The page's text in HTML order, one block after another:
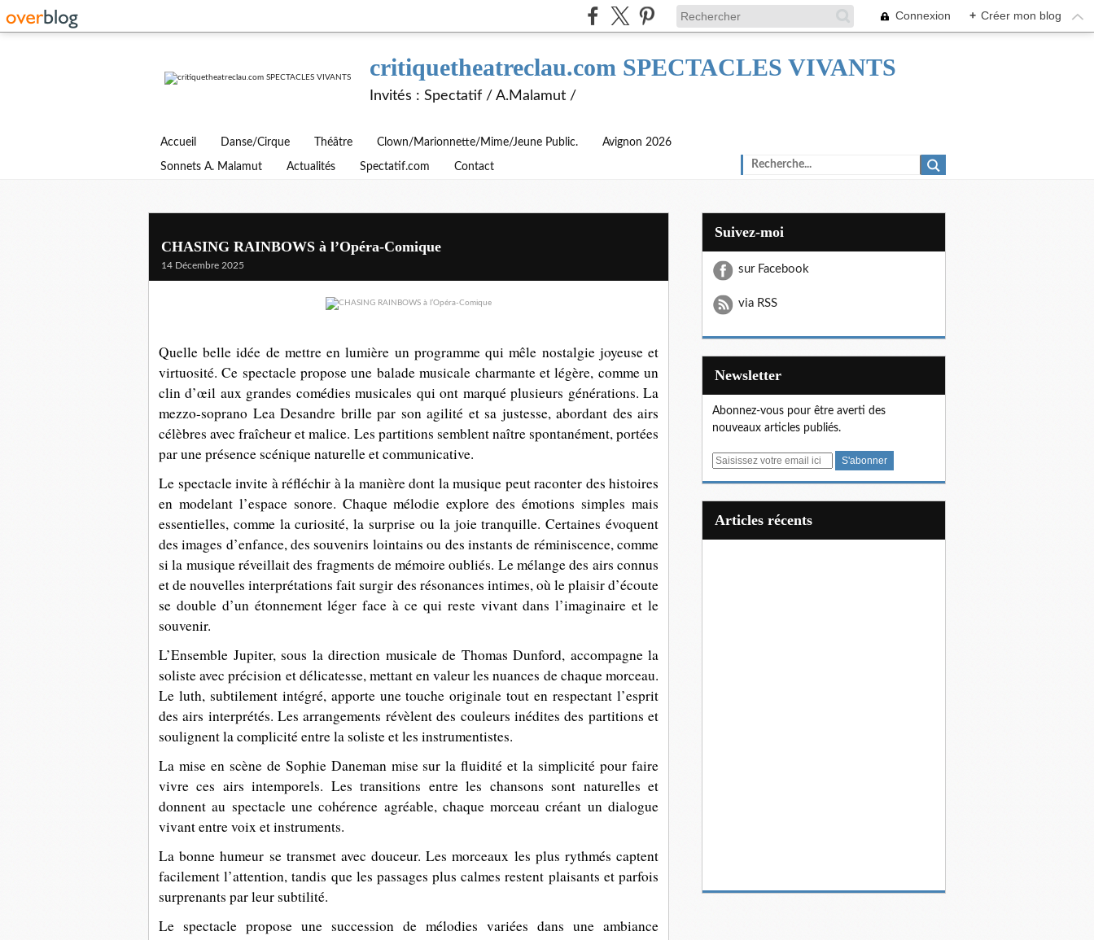
Connexion + Créer mon blog
critiquetheatreclau.com SPECTACLES VIVANTS
Invités : Spectatif / A.Malamut /
Accueil Danse/Cirque Théâtre Clown/Marionnette/Mime/Jeune Public. Avignon 2026
Sonnets A. Malamut Actualités Spectatif.com Contact
CHASING RAINBOWS à l’Opéra-Comique
14 Décembre 2025
Quelle belle idée de mettre en lumière un programme qui mêle nostalgie joyeuse et
virtuosité. Ce spectacle propose une balade musicale charmante et légère, comme un
clin d’œil aux grandes comédies musicales qui ont marqué plusieurs générations. La
mezzo-soprano Lea Desandre brille par son agilité et sa justesse, abordant des airs
célèbres avec fraîcheur et malice. Les partitions semblent naître spontanément, portées
par une présence scénique naturelle et communicative.
Le spectacle invite à réfléchir à la manière dont la musique peut raconter des histoires
en modelant l’espace sonore. Chaque mélodie explore des émotions simples mais
essentielles, comme la curiosité, la surprise ou la joie tranquille. Certaines évoquent
des images d’enfance, des souvenirs lointains ou des instants de réminiscence, comme
si la musique réveillait des fragments de mémoire oubliés. Le mélange des airs connus
et de nouvelles interprétations fait surgir des résonances intimes, où le plaisir d’écoute
se double d’un étonnement léger face à ce qui reste vivant dans l’imaginaire et le
souvenir.
L’Ensemble Jupiter, sous la direction musicale de Thomas Dunford, accompagne la
soliste avec précision et délicatesse, mettant en valeur les nuances de chaque morceau.
Le luth, subtilement intégré, apporte une touche originale tout en respectant l’esprit
des airs interprétés. Les arrangements révèlent des couleurs inédites des partitions et
soulignent la complicité entre la soliste et les instrumentistes.
La mise en scène de Sophie Daneman mise sur la fluidité et la simplicité pour faire
vivre ces airs intemporels. Les transitions entre les chansons sont naturelles et
donnent au spectacle une cohérence agréable, chaque morceau créant un dialogue
vivant entre voix et instruments.
La bonne humeur se transmet avec douceur. Les morceaux les plus rythmés captent
facilement l’attention, tandis que les passages plus calmes restent plaisants et parfois
surprenants par leur subtilité.
Le spectacle propose une succession de mélodies variées dans une ambiance
Suivez-moi
sur Facebook
via RSS
Newsletter
Abonnez-vous pour être averti des
nouveaux articles publiés.
E
articles récents